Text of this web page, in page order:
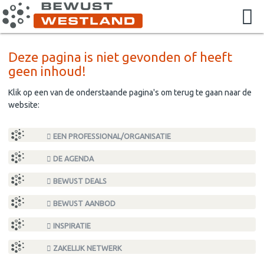
Deze pagina is niet gevonden of heeft
geen inhoud!
Klik op een van de onderstaande pagina's om terug te gaan naar de
website:
EEN PROFESSIONAL/ORGANISATIE
DE AGENDA
BEWUST DEALS
BEWUST AANBOD
INSPIRATIE
ZAKELIJK NETWERK